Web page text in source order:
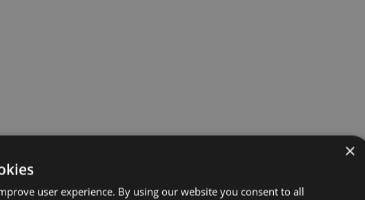
×
user experience. By using our website you consent to all